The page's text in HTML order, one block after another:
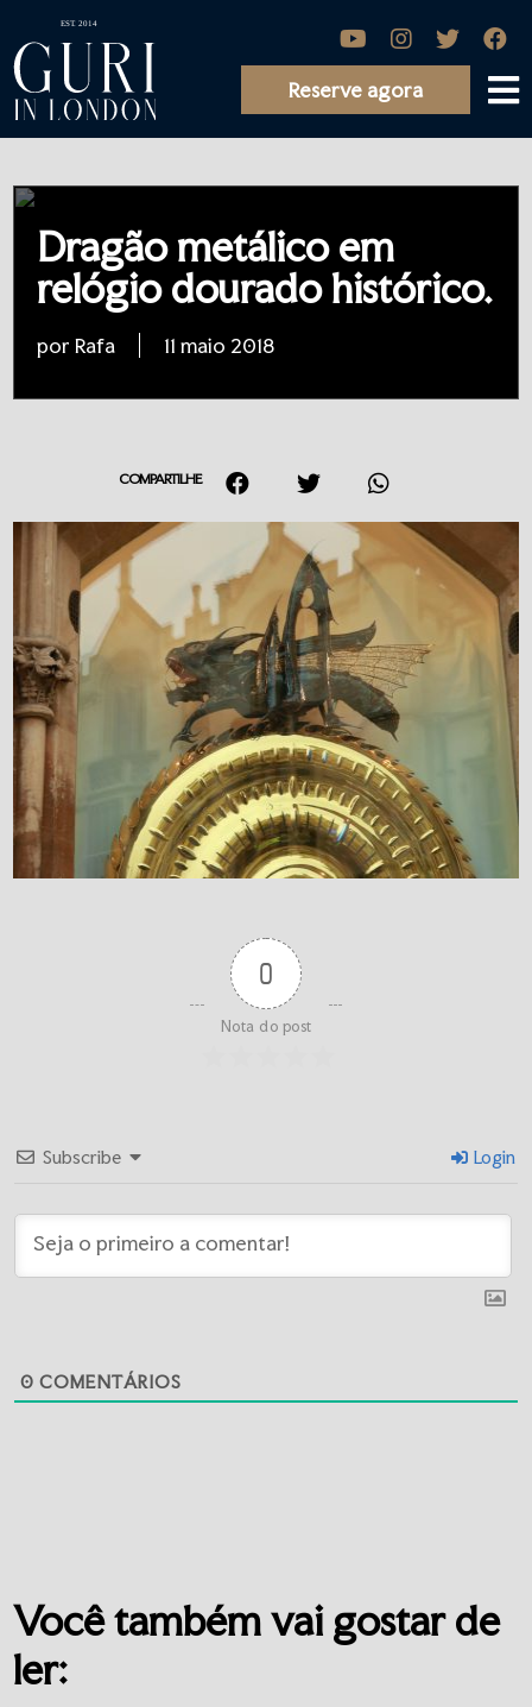
Reserve agora
Dragão metálico em
relógio dourado histórico.
por Rafa 11 maio 2018
COMPARTILHE
0
Nota do post
Subscribe Login
0 COMENTÁRIOS
Você também vai gostar de
ler: